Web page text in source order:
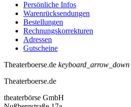
Persönliche Infos
Warenrücksendungen
Bestellungen
Rechnungskorrekturen
Adressen
Gutscheine
Theaterboerse.de keyboard_arrow_down
Theaterboerse.de
theaterbörse GmbH